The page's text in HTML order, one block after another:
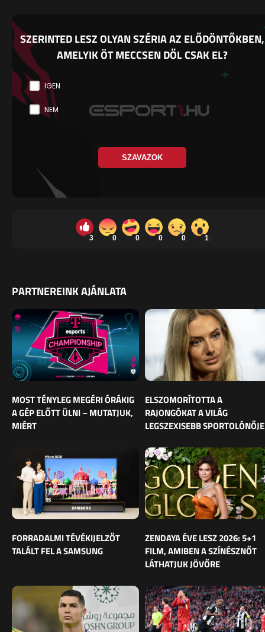
SZERINTED LESZ OLYAN SZÉRIA AZ ELŐDÖNTŐKBEN,
AMELYIK ÖT MECCSEN DŐL CSAK EL?
IGEN
NEM
SZAVAZOK
3 0 0 0 0 1
PARTNEREINK AJÁNLATA
MOST TÉNYLEG MEGÉRI ÓRÁKIG
A GÉP ELŐTT ÜLNI – MUTATJUK,
MIÉRT
ELSZOMORÍTOTTA A
RAJONGÓKAT A VILÁG
LEGSZEXISEBB SPORTOLÓNŐJE
FORRADALMI TÉVÉKIJELZŐT
TALÁLT FEL A SAMSUNG
ZENDAYA ÉVE LESZ 2026: 5+1
FILM, AMIBEN A SZÍNÉSZNŐT
LÁTHATJUK JÖVŐRE